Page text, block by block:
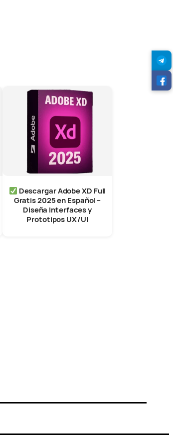
Descargar Adobe XD Full
Gratis 2025 en Español –
Diseña Interfaces y
Prototipos UX/UI